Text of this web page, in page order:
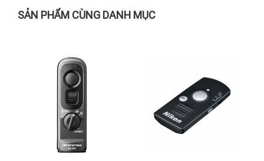
SẢN PHẨM CÙNG DANH MỤC